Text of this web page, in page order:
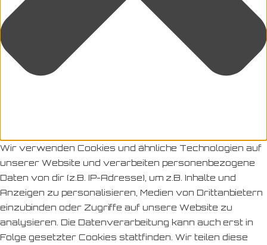
Wir verwenden Cookies und ähnliche Technologien auf
unserer Website und verarbeiten personenbezogene
Daten von dir (z.B. IP-Adresse), um z.B. Inhalte und
Anzeigen zu personalisieren, Medien von Drittanbietern
einzubinden oder Zugriffe auf unsere Website zu
analysieren. Die Datenverarbeitung kann auch erst in
Folge gesetzter Cookies stattfinden. Wir teilen diese